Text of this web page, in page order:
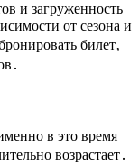
и загруженность
от сезона и
билет‚
в это время
возрастает․